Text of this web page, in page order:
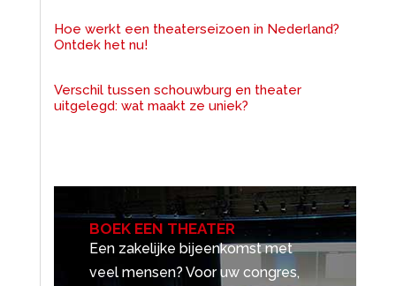
Hoe werkt een theaterseizoen in Nederland?
Ontdek het nu!
Verschil tussen schouwburg en theater
uitgelegd: wat maakt ze uniek?
BOEK EEN THEATER
Een zakelijke bijeenkomst met
veel mensen? Voor uw congres,